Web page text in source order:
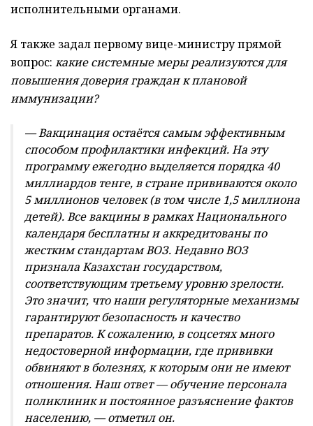
исполнительными органами.
Я также задал первому вице-министру прямой
вопрос: какие системные меры реализуются для
повышения доверия граждан к плановой
иммунизации?
— Вакцинация остаётся самым эффективным
способом профилактики инфекций. На эту
программу ежегодно выделяется порядка 40
миллиардов тенге, в стране прививаются около
5 миллионов человек (в том числе 1,5 миллиона
детей). Все вакцины в рамках Национального
календаря бесплатны и аккредитованы по
жестким стандартам ВОЗ. Недавно ВОЗ
признала Казахстан государством,
соответствующим третьему уровню зрелости.
Это значит, что наши регуляторные механизмы
гарантируют безопасность и качество
препаратов. К сожалению, в соцсетях много
недостоверной информации, где прививки
обвиняют в болезнях, к которым они не имеют
отношения. Наш ответ — обучение персонала
поликлиник и постоянное разъяснение фактов
населению, — отметил он.